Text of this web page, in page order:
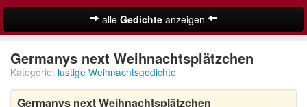
alle Gedichte anzeigen
Adventsgedichte
Besinnliche Weihnachtsgedichte
Germanys next Weihnachtsplätzchen
Kategorie: lustige Weihnachtsgedichte
Germanys next Weihnachtsplätzchen